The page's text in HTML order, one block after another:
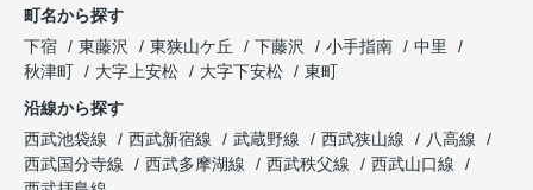
町名から探す
下宿
東藤沢 東狭山ケ丘 下藤沢 小手指南
中里
秋津町
大字上安松 大字下安松
東町
沿線から探す
西武池袋線
西武新宿線 武蔵野線 西武狭山線
八高線
西武国分寺線
西武多摩湖線 西武秩父線
西武山口線